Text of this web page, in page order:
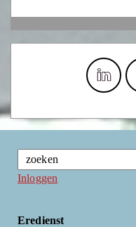
Inloggen
Eredienst